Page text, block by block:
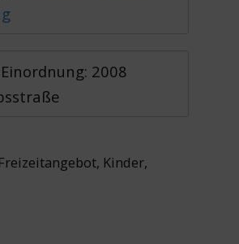
2008
Freizeitangebot, Kinder,